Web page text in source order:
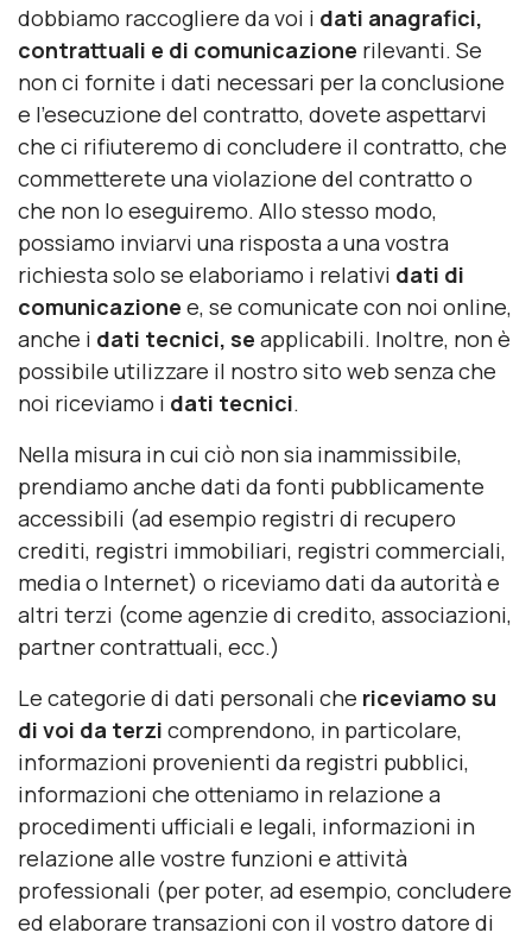
dobbiamo raccogliere da voi i dati anagrafici,
contrattuali e di comunicazione rilevanti. Se
non ci fornite i dati necessari per la conclusione
e l'esecuzione del contratto, dovete aspettarvi
che ci rifiuteremo di concludere il contratto, che
commetterete una violazione del contratto o
che non lo eseguiremo. Allo stesso modo,
possiamo inviarvi una risposta a una vostra
richiesta solo se elaboriamo i relativi dati di
comunicazione e, se comunicate con noi online,
anche i dati tecnici, se applicabili. Inoltre, non è
possibile utilizzare il nostro sito web senza che
noi riceviamo i dati tecnici.
Nella misura in cui ciò non sia inammissibile,
prendiamo anche dati da fonti pubblicamente
accessibili (ad esempio registri di recupero
crediti, registri immobiliari, registri commerciali,
media o Internet) o riceviamo dati da autorità e
altri terzi (come agenzie di credito, associazioni,
partner contrattuali, ecc.)
Le categorie di dati personali che riceviamo su
di voi da terzi comprendono, in particolare,
informazioni provenienti da registri pubblici,
informazioni che otteniamo in relazione a
procedimenti ufficiali e legali, informazioni in
relazione alle vostre funzioni e attività
professionali (per poter, ad esempio, concludere
ed elaborare transazioni con il vostro datore di